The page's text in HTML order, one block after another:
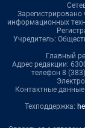
информационных
Учредитель:
Главный
Адрес редакции:
телефон 8
Контактные
Техподдержка: